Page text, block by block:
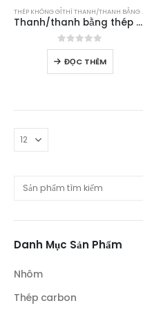
THÉP KHÔNG GỈTHÌTHANH/THANH BẰNG THÉP KHÔNG GỈ
Thanh/thanh bằng thép không gỉ
0trong số 5
ĐỌC THÊM
Danh Mục Sản Phẩm
Nhôm
Thép carbon